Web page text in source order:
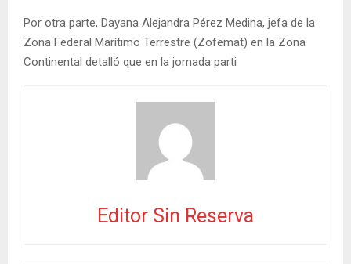
Por otra parte, Dayana Alejandra Pérez Medina, jefa de la
Zona Federal Marítimo Terrestre (Zofemat) en la Zona
Continental detalló que en la jornada parti
Editor Sin Reserva